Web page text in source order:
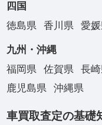
四国
徳島県
香川県 愛
九州・沖縄
福岡県
佐賀県 長
鹿児島県
沖縄県
車買取査定の基礎